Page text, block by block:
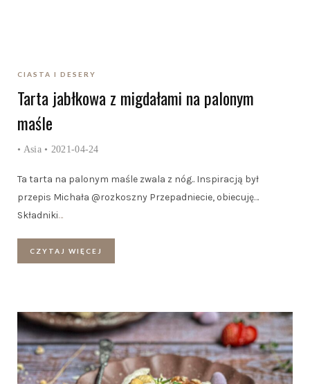
CIASTA I DESERY
Tarta jabłkowa z migdałami na palonym
maśle
• Asia • 2021-04-24
Ta tarta na palonym maśle zwala z nóg.. Inspiracją był
przepis Michała @rozkoszny Przepadniecie, obiecuję…
Składniki…
CZYTAJ WIĘCEJ